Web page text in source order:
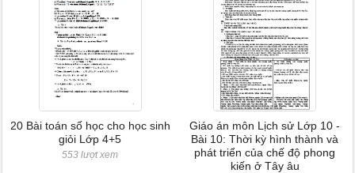
20 Bài toán số học cho học sinh
giỏi Lớp 4+5
553 lượt xem
Giáo án môn Lịch sử Lớp 10 -
Bài 10: Thời kỳ hình thành và
phát triển của chế độ phong
kiến ở Tây âu